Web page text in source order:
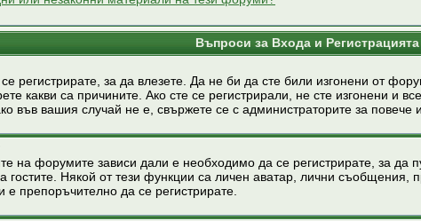
Въпроси за Входа и Регистрацията
регистрирате, за да влезете. Да не би да сте били изгонени от
какви са причините. Ако сте се регистрирали, не сте изгонени и
във вашия случай не е, свържете се с администраторите за повече
на форумите зависи дали е необходимо да се регистрирате, за да
Някой от тези функции са личен аватар, лични съобщения,
препоръчително да се регистрирате.